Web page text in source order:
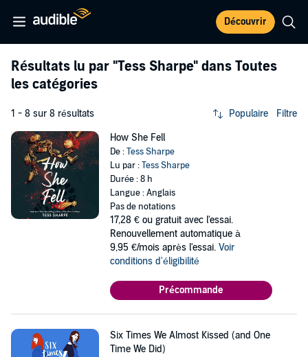
Découvrir
Résultats lu par "Tess Sharpe" dans Toutes
les catégories
1 - 8 sur 8 résultats Populaire Filtre
How She Fell
De :Tess Sharpe
Lu par :Tess Sharpe
Durée : 8 h
Langue : Anglais
Pas de notations
17,28 € ou gratuit avec l'essai.
Renouvellement automatique à
9,95 €/mois après l'essai. Voir
conditions d'éligibilité
Précommande
Six Times We Almost Kissed (and One
Time We Did)